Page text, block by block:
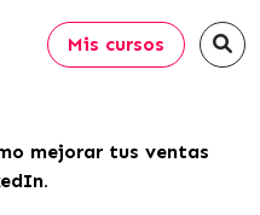
Mis cursos
mejorar tus ventas